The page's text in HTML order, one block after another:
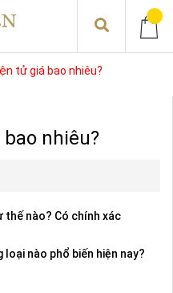
tử giá bao nhiêu?
nhiêu?
nào? Có chính xác
nào phổ biến hiện nay?